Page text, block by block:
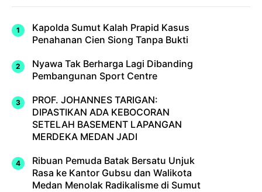
Kapolda Sumut Kalah Prapid Kasus
Penahanan Cien Siong Tanpa Bukti
Nyawa Tak Berharga Lagi Dibanding
Pembangunan Sport Centre
PROF. JOHANNES TARIGAN:
DIPASTIKAN ADA KEBOCORAN
SETELAH BASEMENT LAPANGAN
MERDEKA MEDAN JADI
Ribuan Pemuda Batak Bersatu Unjuk
Rasa ke Kantor Gubsu dan Walikota
Medan Menolak Radikalisme di Sumut